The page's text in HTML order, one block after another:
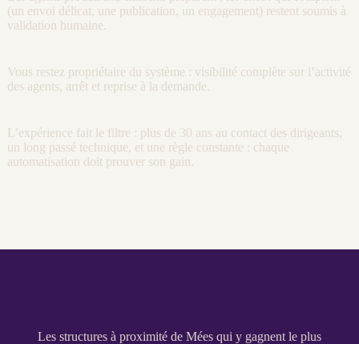
(un envoi délicat, une publication, un engagement) restent soumis à
validation humaine.
Vous restez propriétaire du système : visibilité complète sur l’activité
des agents, arrêt et reprise à la demande.
L’expérience fait le filtre : plus de 30 ans au contact des dirigeants,
un long passé technique, et une règle constante : chaque
automatisation doit prouver son gain.
Les structures à proximité de Mées qui y gagnent le plus